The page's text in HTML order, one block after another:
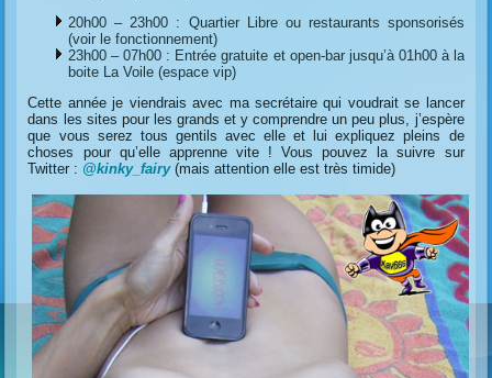
20h00 – 23h00 : Quartier Libre ou restaurants sponsorisés
(voir le fonctionnement)
23h00 – 07h00 : Entrée gratuite et open-bar jusqu’à 01h00 à la
boite La Voile (espace vip)
Cette année je viendrais avec ma secrétaire qui voudrait se lancer
dans les sites pour les grands et y comprendre un peu plus, j’espère
que vous serez tous gentils avec elle et lui expliquez pleins de
choses pour qu’elle apprenne vite ! Vous pouvez la suivre sur
Twitter : @kinky_fairy(mais attention elle est très timide)